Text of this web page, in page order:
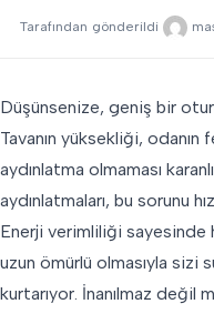
Tarafından gönderildi
Düşünsenize, geniş bir
Tavanın yüksekliği,
aydınlatma olmaması
aydınlatmaları, bu sorunu
Enerji verimliliği sayesinde
uzun ömürlü olmasıyla
kurtarıyor. İnanılmaz değil